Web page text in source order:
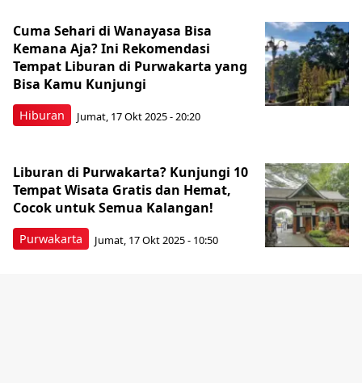
Hiburan
Cuma Sehari di Wanayasa Bisa
Kemana Aja? Ini Rekomendasi
Tempat Liburan di Purwakarta yang
Bisa Kamu Kunjungi
Jumat, 17 Okt 2025 - 20:20
Purwakarta
Liburan di Purwakarta? Kunjungi 10
Tempat Wisata Gratis dan Hemat,
Cocok untuk Semua Kalangan!
Jumat, 17 Okt 2025 - 10:50